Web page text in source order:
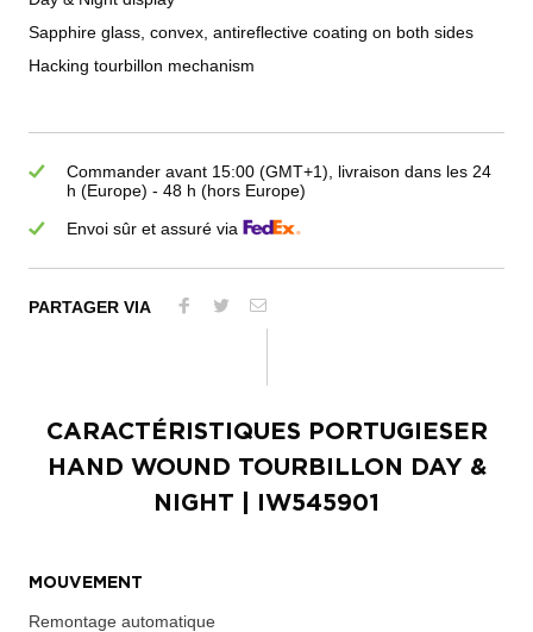
Sapphire glass, convex, antireflective coating on both sides
Hacking tourbillon mechanism
Commander avant 15:00 (GMT+1), livraison dans les 24
h (Europe) - 48 h (hors Europe)
Envoi sûr et assuré via
PARTAGER VIA
CARACTÉRISTIQUES PORTUGIESER
HAND WOUND TOURBILLON DAY &
NIGHT | IW545901
MOUVEMENT
Remontage automatique